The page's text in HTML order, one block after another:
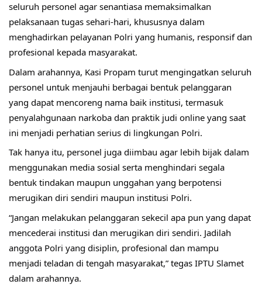
seluruh personel agar senantiasa memaksimalkan
pelaksanaan tugas sehari-hari, khususnya dalam
menghadirkan pelayanan Polri yang humanis, responsif dan
profesional kepada masyarakat.
Dalam arahannya, Kasi Propam turut mengingatkan seluruh
personel untuk menjauhi berbagai bentuk pelanggaran
yang dapat mencoreng nama baik institusi, termasuk
penyalahgunaan narkoba dan praktik judi online yang saat
ini menjadi perhatian serius di lingkungan Polri.
Tak hanya itu, personel juga diimbau agar lebih bijak dalam
menggunakan media sosial serta menghindari segala
bentuk tindakan maupun unggahan yang berpotensi
merugikan diri sendiri maupun institusi Polri.
“Jangan melakukan pelanggaran sekecil apa pun yang dapat
mencederai institusi dan merugikan diri sendiri. Jadilah
anggota Polri yang disiplin, profesional dan mampu
menjadi teladan di tengah masyarakat,” tegas IPTU Slamet
dalam arahannya.